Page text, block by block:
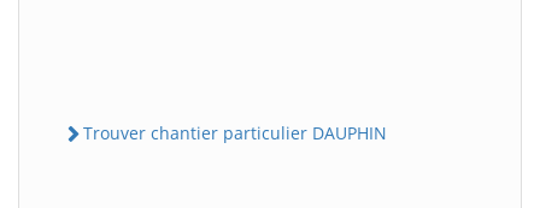
Trouver chantier particulier DAUPHIN